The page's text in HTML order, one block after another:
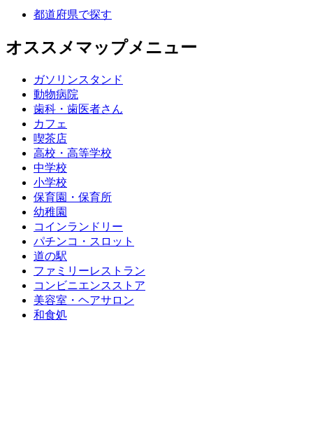
都道府県で探す
オススメマップメニュー
ガソリンスタンド
動物病院
歯科・歯医者さん
カフェ
喫茶店
高校・高等学校
中学校
小学校
保育園・保育所
幼稚園
コインランドリー
パチンコ・スロット
道の駅
ファミリーレストラン
コンビニエンスストア
美容室・ヘアサロン
和食処